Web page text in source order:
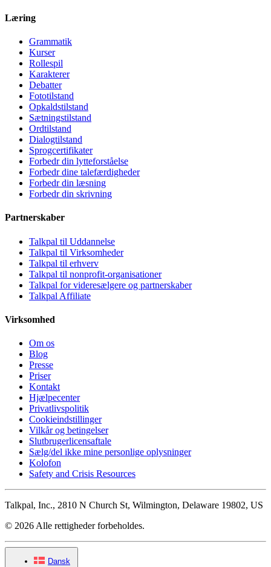
Læring
Grammatik
Kurser
Rollespil
Karakterer
Debatter
Fototilstand
Opkaldstilstand
Sætningstilstand
Ordtilstand
Dialogtilstand
Sprogcertifikater
Forbedr din lytteforståelse
Forbedr dine talefærdigheder
Forbedr din læsning
Forbedr din skrivning
Partnerskaber
Talkpal til Uddannelse
Talkpal til Virksomheder
Talkpal til erhverv
Talkpal til nonprofit-organisationer
Talkpal for videresælgere og partnerskaber
Talkpal Affiliate
Virksomhed
Om os
Blog
Presse
Priser
Kontakt
Hjælpecenter
Privatlivspolitik
Cookieindstillinger
Vilkår og betingelser
Slutbrugerlicensaftale
Sælg/del ikke mine personlige oplysninger
Kolofon
Safety and Crisis Resources
Talkpal, Inc., 2810 N Church St, Wilmington, Delaware 19802, US
© 2026 Alle rettigheder forbeholdes.
Dansk